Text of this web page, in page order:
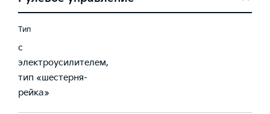
Тип
с
электроусилителем,
тип «шестерня-
рейка»